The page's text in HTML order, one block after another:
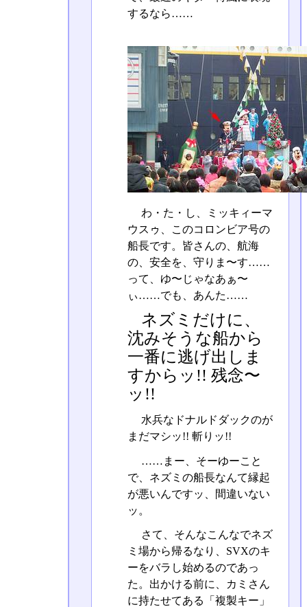
するなら……
わ・た・し、ミッキィーマ
ウスゥ、このコロンビア号の
船長です。皆さんの、航海
の、安全を、守りま〜す……
って、ゆ〜じゃなあぁ〜
ぃ……でも、あんた……
ネズミだけに、
沈みそうな船から
一番に逃げ出しま
すからッ!! 残念〜
ッ!!
水兵なドナルドダックのが
まだマシッ!! 斬りッ!!
……まー、そーゆーこと
で、ネズミの船長なんて縁起
が悪いんですッ、間違いない
ッ。
さて、そんなこんなでネズ
ミ場から帰るなり、SVXのキ
ーをバラし始めるのであっ
た。出かける前に、カミさん
に持たせてある「複製キー」